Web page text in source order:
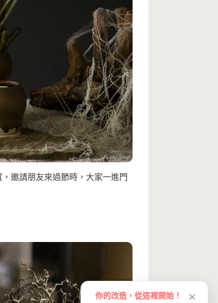
邀請朋友來過節時，大家一進門
你的改造，從這裡開始！ ✕